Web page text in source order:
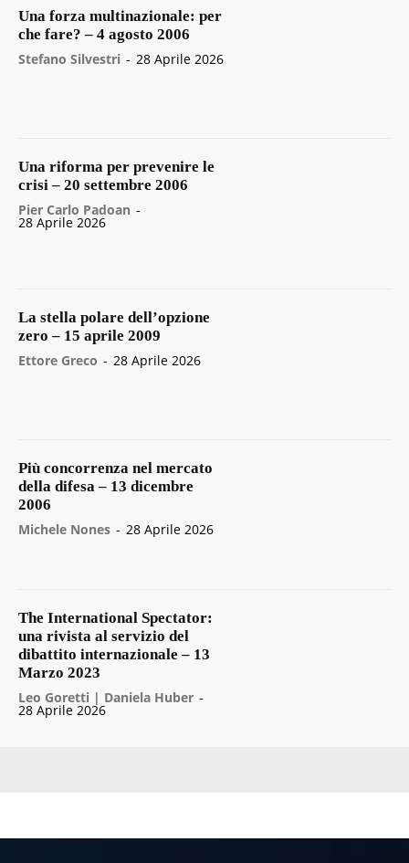
Una forza multinazionale: per
che fare? – 4 agosto 2006
Stefano Silvestri - 28 Aprile 2026
Una riforma per prevenire le
crisi – 20 settembre 2006
Pier Carlo Padoan -
28 Aprile 2026
La stella polare dell’opzione
zero – 15 aprile 2009
Ettore Greco - 28 Aprile 2026
Più concorrenza nel mercato
della difesa – 13 dicembre
2006
Michele Nones - 28 Aprile 2026
The International Spectator:
una rivista al servizio del
dibattito internazionale – 13
Marzo 2023
Leo Goretti | Daniela Huber -
28 Aprile 2026